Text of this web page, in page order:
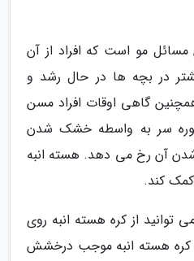
مو است که افراد از آن
در بچه ها در حال رشد و
گاهی اوقات افراد مسن
شوره سر به واسطه خشک شدن
آن رخ می دهد. هسته انبه
کمک کند.
از کره هسته انبه روی
کره هسته انبه موجب درخشش